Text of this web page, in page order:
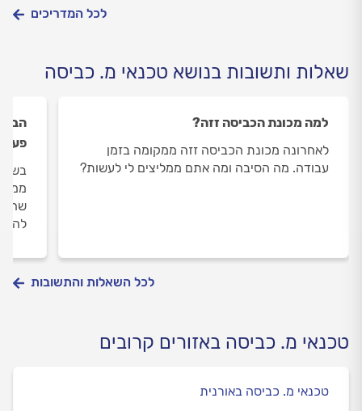
לכל המדריכים
שאלות ותשובות בנושא טכנאי מ. כביסה
למה מכונת הכביסה זזה?
לאחרונה מכונת הכביסה זזה ממקומה בזמן
עבודה. מה הסיבה ומה אתם ממליצים לי לעשות?
לכל השאלות והתשובות
טכנאי מ. כביסה באזורים קרובים
טכנאי מ. כביסה באורנית